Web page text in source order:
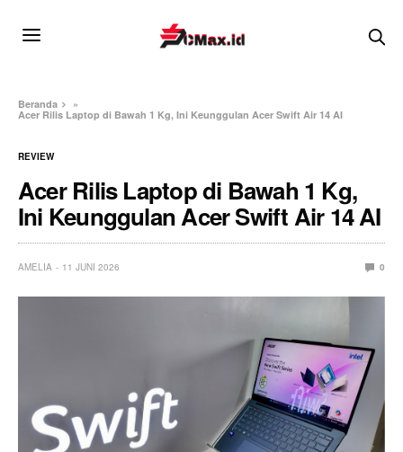
Beranda
»
Acer Rilis Laptop di Bawah 1 Kg, Ini Keunggulan Acer Swift Air 14 AI
REVIEW
Acer Rilis Laptop di Bawah 1 Kg,
Ini Keunggulan Acer Swift Air 14 AI
AMELIA 11 JUNI 2026 0